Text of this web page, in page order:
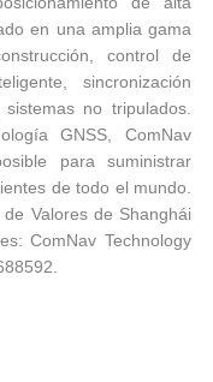
en una amplia gama
control de
sincronización
no tripulados.
GNSS, ComNav
para suministrar
de todo el mundo.
Valores de Shanghái
ComNav Technology